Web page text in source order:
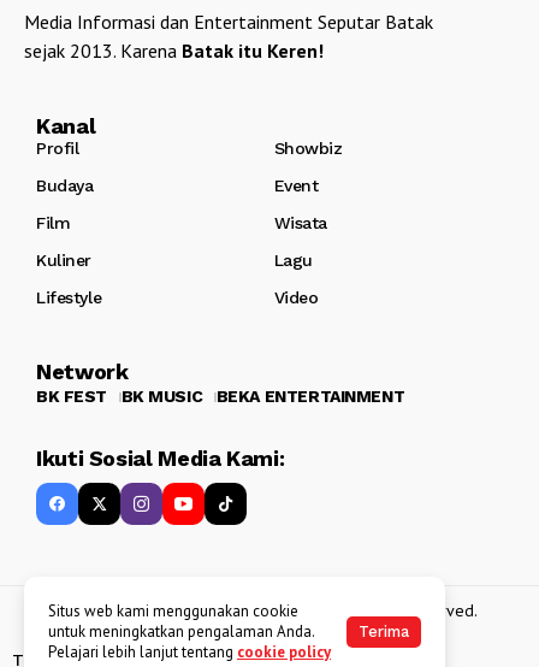
Media Informasi dan Entertainment Seputar Batak
sejak 2013. Karena Batak itu Keren!
Kanal
Profil
Showbiz
Budaya
Event
Film
Wisata
Kuliner
Lagu
Lifestyle
Video
Network
BK FEST BK MUSIC BEKA ENTERTAINMENT
Ikuti Sosial Media Kami:
Copyright 2013 - 2025BATAKKEREN . All rights reserved.
Tentang Kami Kebijakan Data Pribadi Disclaimer
Situs web kami menggunakan cookie
untuk meningkatkan pengalaman Anda.
Pelajari lebih lanjut tentang cookie policy
Terima